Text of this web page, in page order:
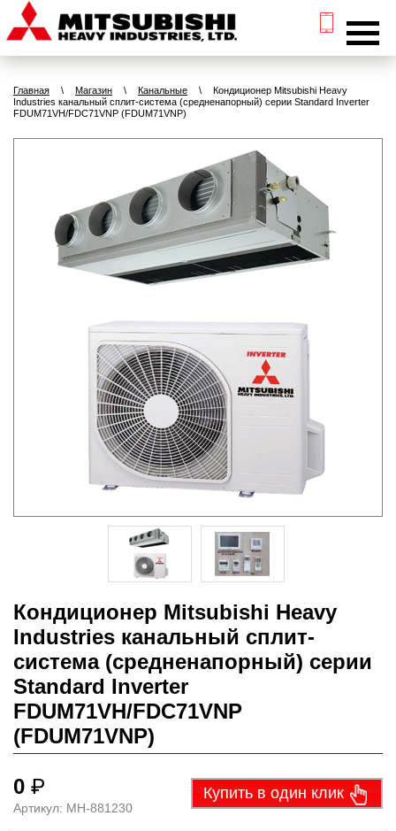
Главная \ Магазин \ Канальные \
Кондиционер Mitsubishi Heavy
Industries канальный сплит-система (средненапорный) серии Standard Inverter
FDUM71VH/FDC71VNP (FDUM71VNP)
Кондиционер Mitsubishi Heavy
Industries канальный сплит-
система (средненапорный) серии
Standard Inverter
FDUM71VH/FDC71VNP
(FDUM71VNP)
0 ₽
Артикул: МН-881230
Купить в один клик